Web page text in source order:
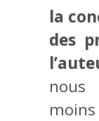
la
des